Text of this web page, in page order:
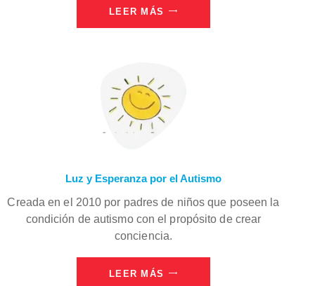
LEER MÁS
Luz y Esperanza por el Autismo
Creada en el 2010 por padres de niños que poseen la
condición de autismo con el propósito de crear
conciencia.
LEER MÁS